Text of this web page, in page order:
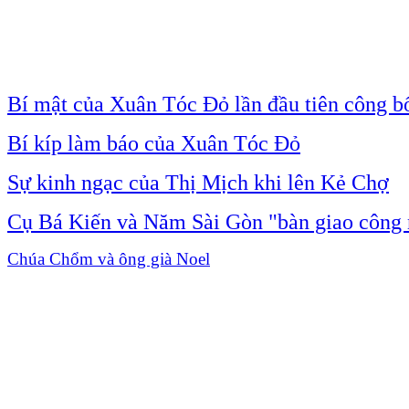
Bí mật của Xuân Tóc Đỏ lần đầu tiên công
Bí kíp làm báo của Xuân Tóc Đỏ
Sự kinh ngạc của Thị Mịch khi lên Kẻ Chợ
Cụ Bá Kiến và Năm Sài Gòn "bàn giao công
Chúa Chổm và ông già Noel